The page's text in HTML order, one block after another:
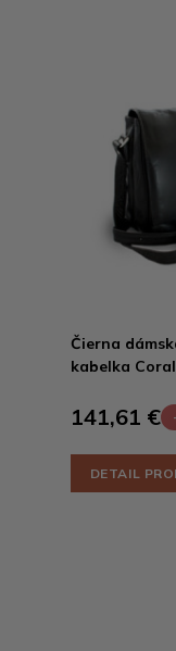
Čierna
kabelka
141,61 €
DETAIL